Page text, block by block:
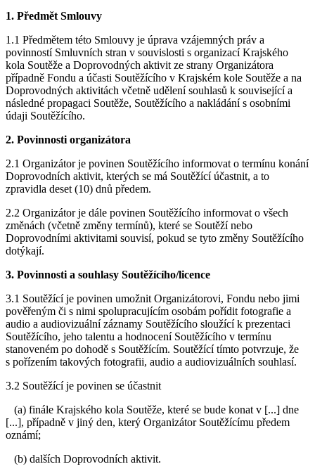
1. Předmět Smlouvy
1.1 Předmětem této Smlouvy je úprava vzájemných práv a
povinností Smluvních stran v souvislosti s organizací Krajského
kola Soutěže a Doprovodných aktivit ze strany Organizátora
případně Fondu a účasti Soutěžícího v Krajském kole Soutěže a na
Doprovodných aktivitách včetně udělení souhlasů k související a
následné propagaci Soutěže, Soutěžícího a nakládání s osobními
údaji Soutěžícího.
2. Povinnosti organizátora
2.1 Organizátor je povinen Soutěžícího informovat o termínu konání
Doprovodních aktivit, kterých se má Soutěžící účastnit, a to
zpravidla deset (10) dnů předem.
2.2 Organizátor je dále povinen Soutěžícího informovat o všech
změnách (včetně změny termínů), které se Soutěží nebo
Doprovodními aktivitami souvisí, pokud se tyto změny Soutěžícího
dotýkají.
3. Povinnosti a souhlasy Soutěžícího/licence
3.1 Soutěžící je povinen umožnit Organizátorovi, Fondu nebo jimi
pověřeným či s nimi spolupracujícím osobám pořídit fotografie a
audio a audiovizuální záznamy Soutěžícího sloužící k prezentaci
Soutěžícího, jeho talentu a hodnocení Soutěžícího v termínu
stanoveném po dohodě s Soutěžícím. Soutěžící tímto potvrzuje, že
s pořízením takových fotografii, audio a audiovizuálních souhlasí.
3.2 Soutěžící je povinen se účastnit
(a) finále Krajského kola Soutěže, které se bude konat v [...] dne
[...], případně v jiný den, který Organizátor Soutěžícímu předem
oznámí;
(b) dalších Doprovodních aktivit.